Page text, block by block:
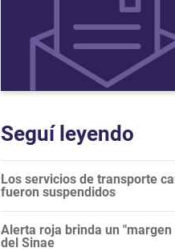
Seguí leyendo
Los servicios de transporte
fueron suspendidos
Alerta roja brinda un
del Sinae